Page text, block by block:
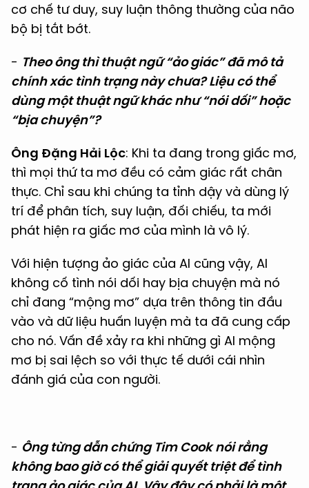
cơ chế tư duy, suy luận thông thường của não
bộ bị tắt bớt.
- Theo ông thì thuật ngữ “ảo giác” đã mô tả
chính xác tình trạng này chưa? Liệu có thể
dùng một thuật ngữ khác như “nói dối” hoặc
“bịa chuyện”?
Ông Đặng Hải Lộc: Khi ta đang trong giấc mơ,
thì mọi thứ ta mơ đều có cảm giác rất chân
thực. Chỉ sau khi chúng ta tỉnh dậy và dùng lý
trí để phân tích, suy luận, đối chiếu, ta mới
phát hiện ra giấc mơ của mình là vô lý.
Với hiện tượng ảo giác của AI cũng vậy, AI
không cố tình nói dối hay bịa chuyện mà nó
chỉ đang “mộng mơ” dựa trên thông tin đầu
vào và dữ liệu huấn luyện mà ta đã cung cấp
cho nó. Vấn đề xảy ra khi những gì AI mộng
mơ bị sai lệch so với thực tế dưới cái nhìn
đánh giá của con người.
- Ông từng dẫn chứng Tim Cook nói rằng
không bao giờ có thể giải quyết triệt để tình